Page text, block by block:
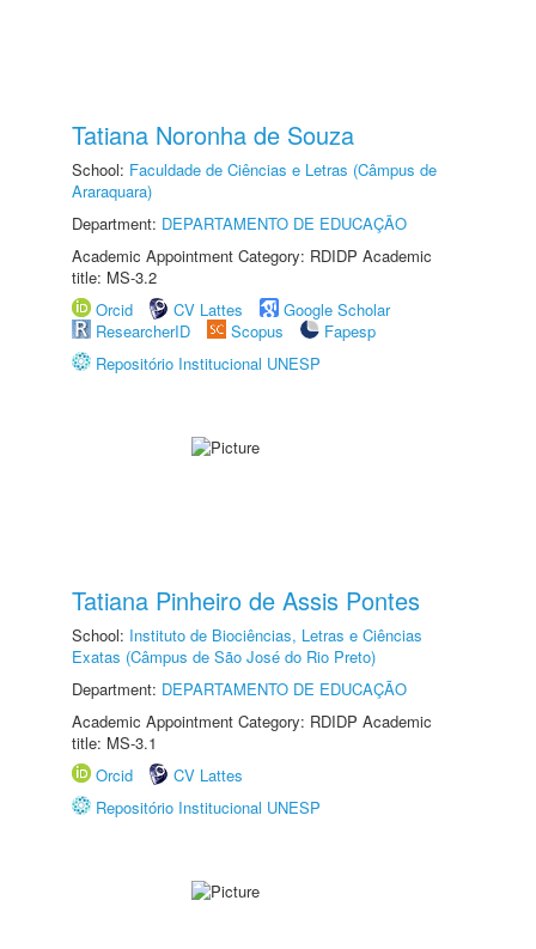
Tatiana Noronha de Souza
School: Faculdade de Ciências e Letras (Câmpus de
Araraquara)
Department: DEPARTAMENTO DE EDUCAÇÃO
Academic Appointment Category: RDIDP Academic
title: MS-3.2
Orcid
CV Lattes
Google Scholar
ResearcherID
Scopus
Fapesp
Repositório Institucional UNESP
Tatiana Pinheiro de Assis Pontes
School: Instituto de Biociências, Letras e Ciências
Exatas (Câmpus de São José do Rio Preto)
Department: DEPARTAMENTO DE EDUCAÇÃO
Academic Appointment Category: RDIDP Academic
title: MS-3.1
Orcid
CV Lattes
Repositório Institucional UNESP